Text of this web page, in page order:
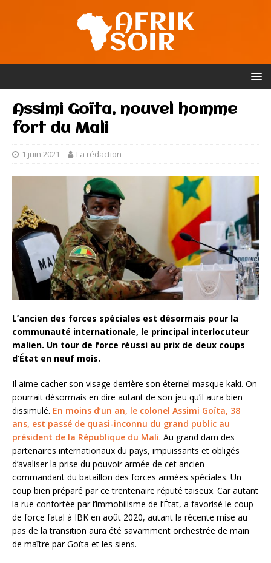
Assimi Goïta, nouvel homme
fort du Mali
1 juin 2021 La rédaction
L’ancien des forces spéciales est désormais pour la
communauté internationale, le principal interlocuteur
malien. Un tour de force réussi au prix de deux coups
d’État en neuf mois.
Il aime cacher son visage derrière son éternel masque kaki. On
pourrait désormais en dire autant de son jeu qu’il aura bien
dissimulé. En moins d’un an, le colonel Assimi Goïta, 38
ans, est passé de quasi-inconnu du grand public au
président de la République du Mali. Au grand dam des
partenaires internationaux du pays, impuissants et obligés
d’avaliser la prise du pouvoir armée de cet ancien
commandant du bataillon des forces armées spéciales. Un
coup bien préparé par ce trentenaire réputé taiseux. Car autant
la rue confortée par l’immobilisme de l’État, a favorisé le coup
de force fatal à IBK en août 2020, autant la récente mise au
pas de la transition aura été savamment orchestrée de main
de maître par Goïta et les siens.